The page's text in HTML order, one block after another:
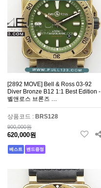
[2892 MOVE] Bell & Ross 03-92
Diver Bronze B12 1:1 Best Edition -
벨앤로스 브론즈 …
상품코드 : BRS128
900,000원
620,000원
베스트 밴드증정